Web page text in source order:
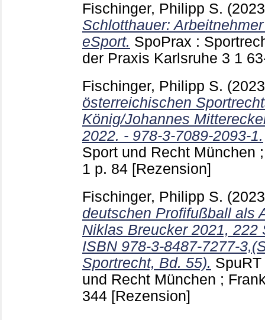
Fischinger, Philipp S.
Schlotthauer:
eSport. SpoPrax :
der Praxis Karlsruhe 3 1
Fischinger, Philipp S.
österreichischen
König/Johannes
2022. - 978-3-7089-2093-1.
Sport und Recht München
1 p. 84 [Rezension]
Fischinger, Philipp S.
deutschen Profifußball als
Niklas Breucker 2021, 222
ISBN 978-3-8487-7277-
Sportrecht, Bd. 55).
und Recht München ;
344 [Rezension]